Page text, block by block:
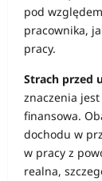
pod
pracownika,
pracy.
Strach przed
znaczenia
finansowa.
dochodu w
w pracy z
realna,